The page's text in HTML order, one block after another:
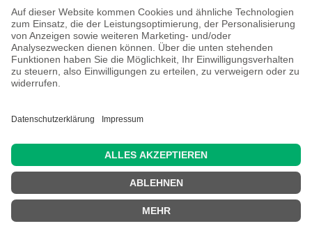
Kostenlose Beratung vor und nach
dem Kauf!
Juristisch betreut
Copyright ©
2026 Martin Reuschenbach
Handels- und Fertigungs- GmbH & Co. KG -